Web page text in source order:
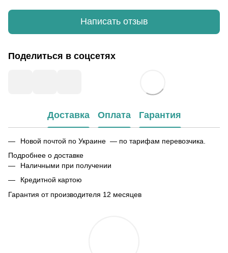
Написать отзыв
Поделиться в соцсетях
Доставка Оплата Гарантия
Новой почтой по Украине — по тарифам перевозчика.
Подробнее о доставке
Наличными при получении
Кредитной картою
Гарантия от производителя 12 месяцев